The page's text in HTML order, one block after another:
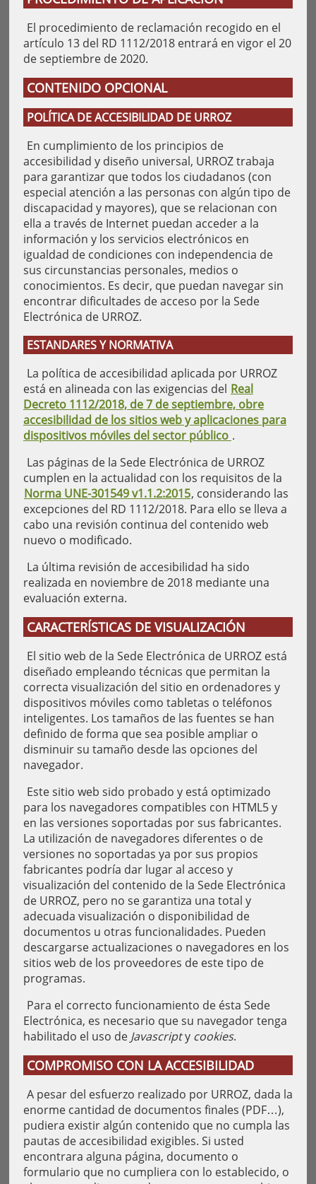
El procedimiento de reclamación recogido en el
artículo 13 del RD 1112/2018 entrará en vigor el 20
de septiembre de 2020.
CONTENIDO OPCIONAL
POLÍTICA DE ACCESIBILIDAD DE URROZ
En cumplimiento de los principios de
accesibilidad y diseño universal, URROZ trabaja
para garantizar que todos los ciudadanos (con
especial atención a las personas con algún tipo de
discapacidad y mayores), que se relacionan con
ella a través de Internet puedan acceder a la
información y los servicios electrónicos en
igualdad de condiciones con independencia de
sus circunstancias personales, medios o
conocimientos. Es decir, que puedan navegar sin
encontrar dificultades de acceso por la Sede
Electrónica de URROZ.
ESTANDARES Y NORMATIVA
La política de accesibilidad aplicada por URROZ
está en alineada con las exigencias del Real
Decreto 1112/2018, de 7 de septiembre, obre
accesibilidad de los sitios web y aplicaciones para
dispositivos móviles del sector público .
Las páginas de la Sede Electrónica de URROZ
cumplen en la actualidad con los requisitos de la
Norma UNE-301549 v1.1.2:2015, considerando las
excepciones del RD 1112/2018. Para ello se lleva a
cabo una revisión continua del contenido web
nuevo o modificado.
La última revisión de accesibilidad ha sido
realizada en noviembre de 2018 mediante una
evaluación externa.
CARACTERÍSTICAS DE VISUALIZACIÓN
El sitio web de la Sede Electrónica de URROZ está
diseñado empleando técnicas que permitan la
correcta visualización del sitio en ordenadores y
dispositivos móviles como tabletas o teléfonos
inteligentes. Los tamaños de las fuentes se han
definido de forma que sea posible ampliar o
disminuir su tamaño desde las opciones del
navegador.
Este sitio web sido probado y está optimizado
para los navegadores compatibles con HTML5 y
en las versiones soportadas por sus fabricantes.
La utilización de navegadores diferentes o de
versiones no soportadas ya por sus propios
fabricantes podría dar lugar al acceso y
visualización del contenido de la Sede Electrónica
de URROZ, pero no se garantiza una total y
adecuada visualización o disponibilidad de
documentos u otras funcionalidades. Pueden
descargarse actualizaciones o navegadores en los
sitios web de los proveedores de este tipo de
programas.
Para el correcto funcionamiento de ésta Sede
Electrónica, es necesario que su navegador tenga
habilitado el uso de Javascripty cookies.
COMPROMISO CON LA ACCESIBILIDAD
A pesar del esfuerzo realizado por URROZ, dada la
enorme cantidad de documentos finales (PDF…),
pudiera existir algún contenido que no cumpla las
pautas de accesibilidad exigibles. Si usted
encontrara alguna página, documento o
formulario que no cumpliera con lo establecido, o